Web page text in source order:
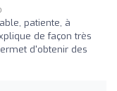
patiente, à
de façon très
d'obtenir des